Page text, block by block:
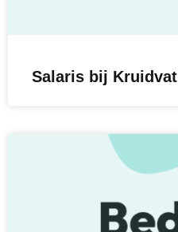
Salaris bij Kruidvat